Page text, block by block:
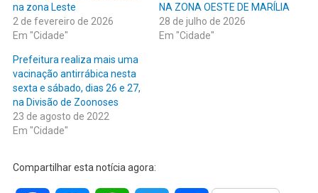
na zona Leste
2 de fevereiro de 2026
Em "Cidade"
NA ZONA OESTE DE MARÍLIA
28 de julho de 2026
Em "Cidade"
Prefeitura realiza mais uma
vacinação antirrábica nesta
sexta e sábado, dias 26 e 27,
na Divisão de Zoonoses
23 de agosto de 2022
Em "Cidade"
Compartilhar esta notícia agora: